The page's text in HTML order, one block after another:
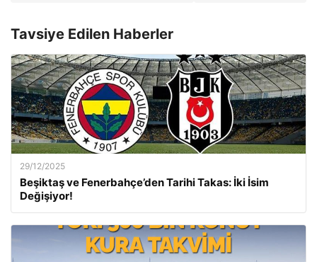
Tavsiye Edilen Haberler
29/12/2025
Beşiktaş ve Fenerbahçe’den Tarihi Takas: İki İsim
Değişiyor!